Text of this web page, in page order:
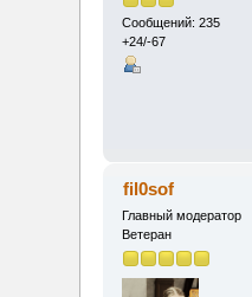
Сообщений: 235
+24/-67
fil0sof
Главный модератор
Ветеран